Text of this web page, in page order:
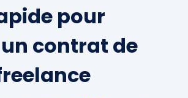
pour
contrat de